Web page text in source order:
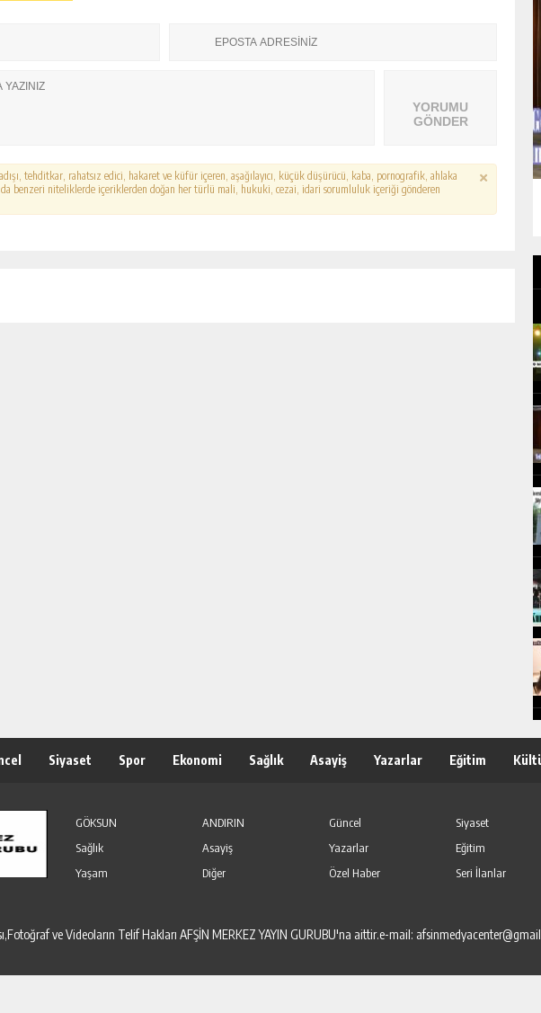
YORUMU
GÖNDER
tehditkar, rahatsız edici, hakaret ve küfür içeren, aşağılayıcı, küçük düşürücü, kaba, pornografik, ahlaka
da benzeri niteliklerde içeriklerden doğan her türlü mali, hukuki, cezai, idari sorumluluk içeriği gönderen
Siyaset Spor Ekonomi Sağlık Asayiş Yazarlar Eğitim
GÖKSUN ANDIRIN Güncel Siyaset
Sağlık
Asayiş Yazarlar Eğitim
Yaşam
Diğer Özel Haber Seri İlanlar
ve Videoların Telif Hakları AFŞİN MERKEZ YAYIN GURUBU'na aittir.e-mail: